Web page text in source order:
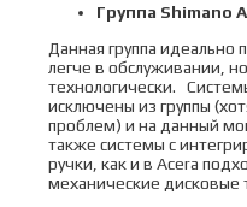
Группа Shimano
Данная группа
легче в обслуживании,
технологически.
исключены из группы
проблем) и на данный
также системы с
ручки, как и в Acera
механические дисковые